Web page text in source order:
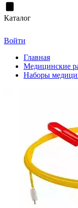
Каталог
Войти
Главная
Медицинские
Наборы